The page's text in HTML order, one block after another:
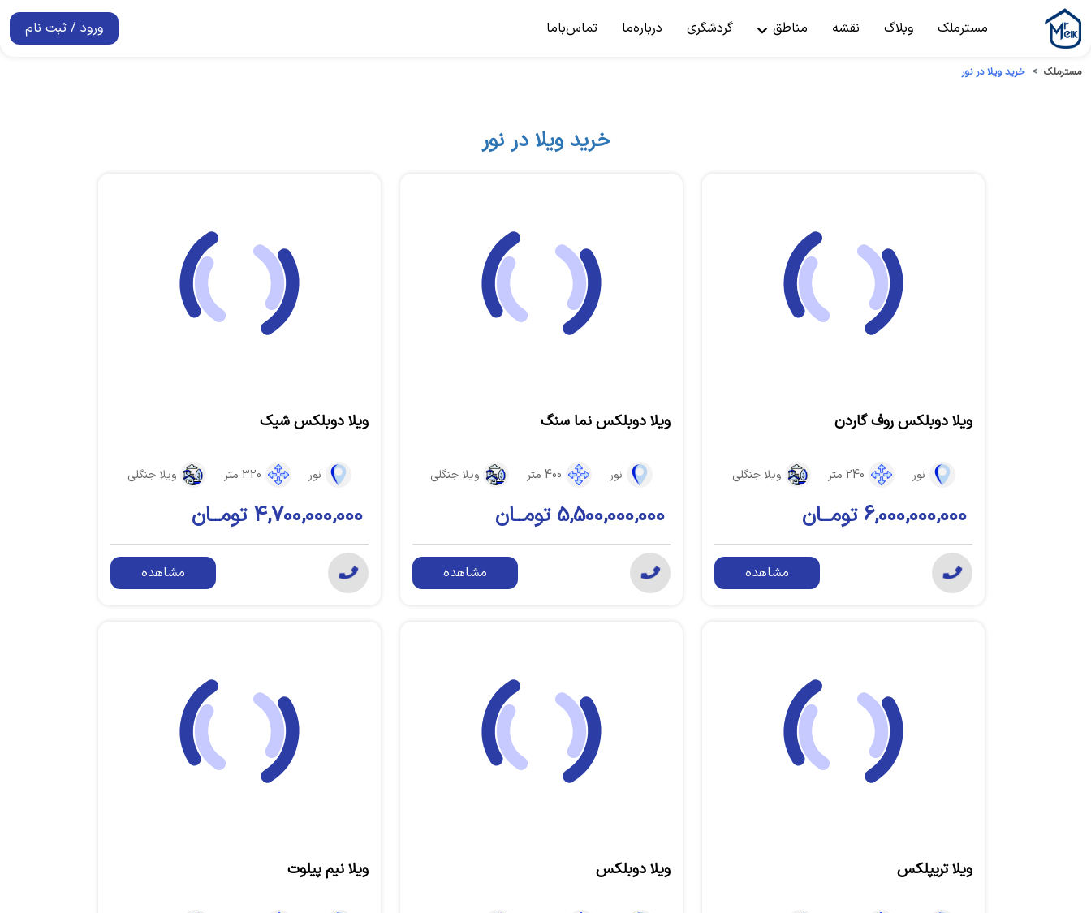
مسترملک وبلاگ نقشه مناطق گردشگری درباره‌ما تماس‌باما ورود / ثبت نام
مسترملک خرید ویلا در نور
خرید ویلا در نور
ویلا دوبلکس روف گاردن
نور 240 متر ویلا جنگلی
6,000,000,000 تومــان
مشاهده
ویلا دوبلکس نما سنگ
نور 400 متر ویلا جنگلی
5,500,000,000 تومــان
مشاهده
ویلا دوبلکس شیک
نور 320 متر ویلا جنگلی
4,700,000,000 تومــان
مشاهده
ویلا تریپلکس ویلا دوبلکس ویلا نیم‌ پیلوت